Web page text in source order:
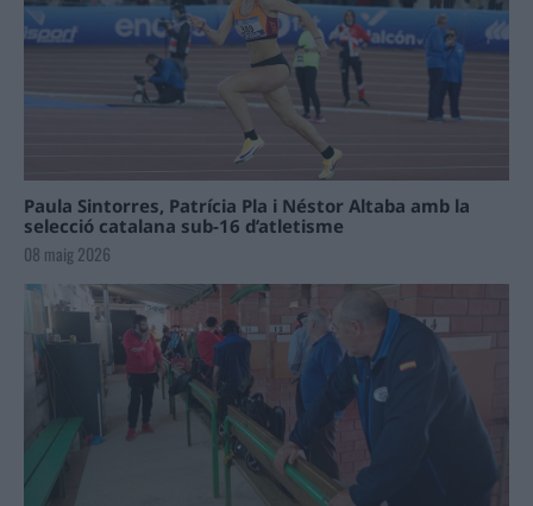
Paula Sintorres, Patrícia Pla i Néstor Altaba amb la
selecció catalana sub-16 d’atletisme
08 maig 2026